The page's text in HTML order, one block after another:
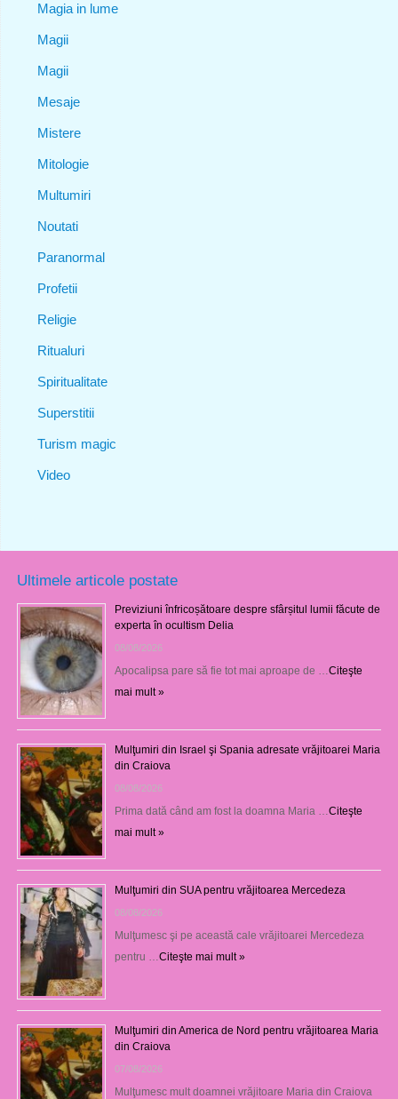
Magia in lume
Magii
Magii
Mesaje
Mistere
Mitologie
Multumiri
Noutati
Paranormal
Profetii
Religie
Ritualuri
Spiritualitate
Superstitii
Turism magic
Video
Ultimele articole postate
Previziuni înfricoșătoare despre sfârșitul lumii făcute de
experta în ocultism Delia
08/08/2026
Apocalipsa pare să fie tot mai aproape de … Citeşte
mai mult »
Mulţumiri din Israel şi Spania adresate vrăjitoarei Maria
din Craiova
08/08/2026
Prima dată când am fost la doamna Maria … Citeşte
mai mult »
Mulţumiri din SUA pentru vrăjitoarea Mercedeza
08/08/2026
Mulţumesc şi pe această cale vrăjitoarei Mercedeza
pentru … Citeşte mai mult »
Mulţumiri din America de Nord pentru vrăjitoarea Maria
din Craiova
07/08/2026
Mulţumesc mult doamnei vrăjitoare Maria din Craiova